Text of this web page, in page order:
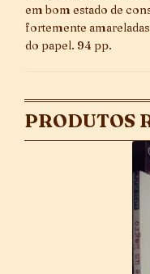
em bom estado de
fortemente
do papel. 94 pp.
PRODUTOS